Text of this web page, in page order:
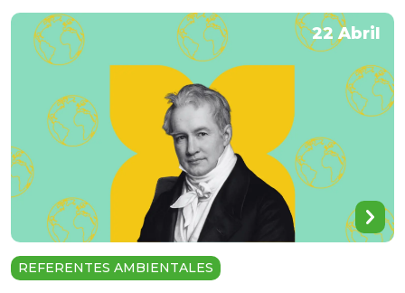
22 Abril
REFERENTES AMBIENTALES